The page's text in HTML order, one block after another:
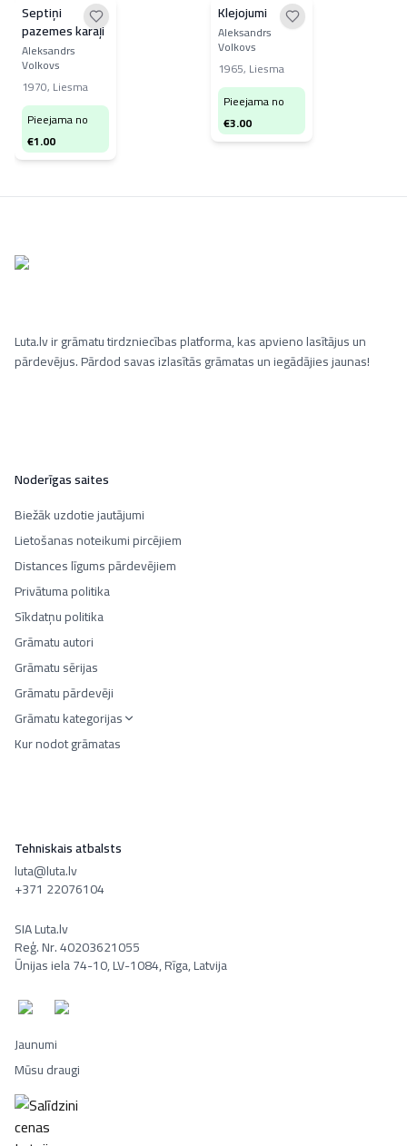
Septiņi
pazemes karaļi
Aleksandrs
Volkovs
1970, Liesma
Pieejama no
€1.00
Klejojumi
Aleksandrs
Volkovs
1965, Liesma
Pieejama no
€3.00
Luta.lv ir grāmatu tirdzniecības platforma, kas apvieno lasītājus un
pārdevējus. Pārdod savas izlasītās grāmatas un iegādājies jaunas!
Noderīgas saites
Biežāk uzdotie jautājumi
Lietošanas noteikumi pircējiem
Distances līgums pārdevējiem
Privātuma politika
Sīkdatņu politika
Grāmatu autori
Grāmatu sērijas
Grāmatu pārdevēji
Grāmatu kategorijas
Kur nodot grāmatas
Tehniskais atbalsts
luta@luta.lv
+371 22076104
SIA Luta.lv
Reģ. Nr. 40203621055
Ūnijas iela 74-10, LV-1084, Rīga, Latvija
Jaunumi
Mūsu draugi